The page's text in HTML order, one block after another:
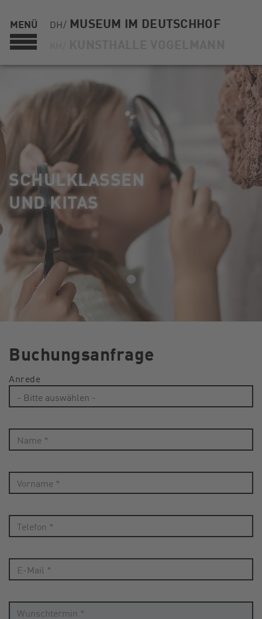
MENÜ DH/ MUSEUM IM DEUTSCHHOF
SCHULKLASSEN
UND KITAS
Buchungsanfrage
Anrede